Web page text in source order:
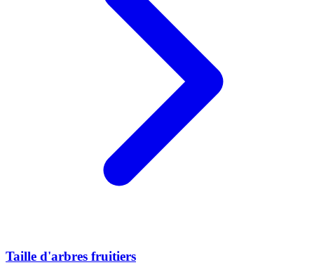
Taille d'arbres fruitiers